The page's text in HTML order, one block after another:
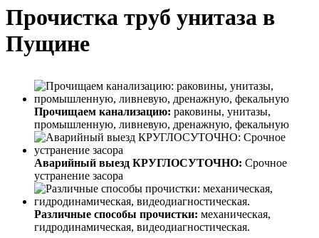
Прочистка труб унитаза в
Пущине
Прочищаем канализацию: раковины, унитазы,
промышленную, ливневую, дренажную, фекальную
Аварийный выезд КРУГЛОСУТОЧНО: Срочное
устранение засора
Различные способы прочистки: механическая,
гидродинамическая, видеодиагностическая.